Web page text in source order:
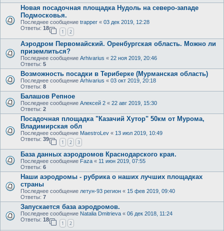
Новая посадочная площадка Нудоль на северо-западе
Подмосковья.
Последнее сообщение trapper « 03 дек 2019, 12:28
Ответы: 18
1 2
Аэродром Первомайский. Оренбургская область. Можно ли
приземлиться?
Последнее сообщение Arhivarius « 22 ноя 2019, 20:46
Ответы: 5
Возможность посадки в Териберке (Мурманская область)
Последнее сообщение Arhivarius « 03 окт 2019, 20:18
Ответы: 8
Балашов Репное
Последнее сообщение Алексей 2 « 22 авг 2019, 15:30
Ответы: 2
Посадочная площадка "Казачий Хутор" 50км от Мурома,
Владимирская обл
Последнее сообщение MaestroLev « 13 июл 2019, 10:49
Ответы: 39
1 2 3
База данных аэродромов Краснодарского края.
Последнее сообщение Faza « 11 июн 2019, 07:55
Ответы: 6
Наши аэродромы - рубрика о наших лучших площадках
страны
Последнее сообщение летун-93 регион « 15 фев 2019, 09:40
Ответы: 7
Запускается база аэродромов.
Последнее сообщение Natalia Dmitrieva « 06 дек 2018, 11:24
Ответы: 18
1 2